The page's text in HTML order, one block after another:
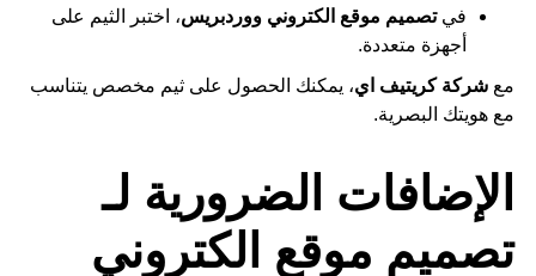
فيتصميم موقع الكتروني ووردبريس، اختبر الثيم على
أجهزة متعددة.
مع شركة كريتيف اي، يمكنك الحصول على ثيم مخصص يتناسب
مع هويتك البصرية.
الإضافات الضرورية لـ
تصميم موقع الكتروني